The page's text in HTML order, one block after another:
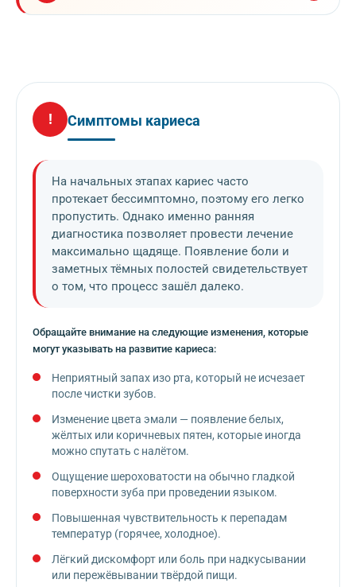
пломбы.
сильно разрушены.
пломбы. В некоторых случаях требуется лечение
(периодонтит). Это может привести к потере зуба.
Важно!Своевременное обращение к стоматологу
позволяет остановить развитие кариеса на ранних
! Симптомы кариеса
На начальных этапах кариес часто
протекает бессимптомно, поэтому его легко
пропустить. Однако именно ранняя
диагностика позволяет провести лечение
максимально щадяще. Появление боли и
заметных тёмных полостей свидетельствует
о том, что процесс зашёл далеко.
Обращайте внимание на следующие изменения, которые
могут указывать на развитие кариеса:
Неприятный запах изо рта, который не исчезает
после чистки зубов.
Изменение цвета эмали — появление белых,
жёлтых или коричневых пятен, которые иногда
можно спутать с налётом.
Ощущение шероховатости на обычно гладкой
поверхности зуба при проведении языком.
Повышенная чувствительность к перепадам
температур (горячее, холодное).
Лёгкий дискомфорт или боль при надкусывании
или пережёвывании твёрдой пищи.